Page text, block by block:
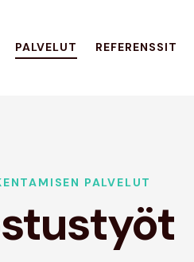
PALVELUT REFERENSSIT
PALVELUT